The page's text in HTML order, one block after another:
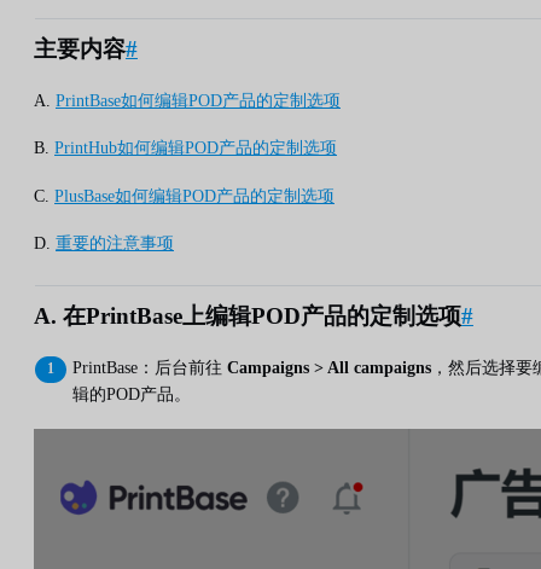
主要内容#
A. PrintBase如何编辑POD产品的定制选项
B. PrintHub如何编辑POD产品的定制选项
C. PlusBase如何编辑POD产品的定制选项
D. 重要的注意事项
A. 在PrintBase上编辑POD产品的定制选项#
PrintBase：后台前往 Campaigns > All campaigns ，然后选择要
辑的POD产品。